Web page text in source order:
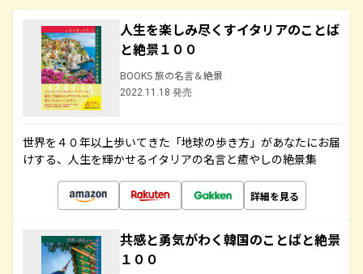
人生を楽しみ尽くすイタリアのことば
と絶景１００
BOOKS 旅の名言＆絶景
2022.11.18 発売
世界を４０年以上歩いてきた「地球の歩き方」があなたにお届
けする、人生を輝かせるイタリアの名言と癒やしの絶景集
詳細を見る
共感と勇気がわく韓国のことばと絶景
１００